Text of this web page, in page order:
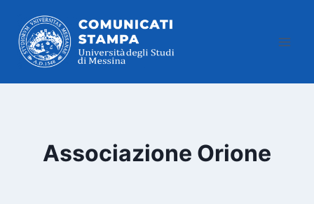
contenuto
Associazione Orione